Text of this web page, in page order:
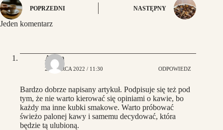
POPRZEDNI NASTĘPNY
Jeden komentarz
Adam
23 MARCA 2022 / 11:30 ODPOWIEDZ
Bardzo dobrze napisany artykuł. Podpisuje się też pod
tym, że nie warto kierować się opiniami o kawie, bo
każdy ma inne kubki smakowe. Warto próbować
świeżo palonej kawy i samemu decydować, która
będzie tą ulubioną.